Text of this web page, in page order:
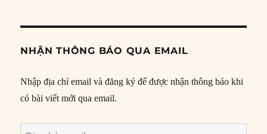
NHẬN THÔNG BÁO QUA EMAIL
Nhập địa chỉ email và đăng ký để được nhận thông báo khi
có bài viết mới qua email.
Địa